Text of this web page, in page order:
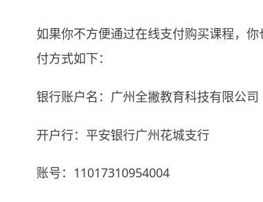
如果你不方便通过在线支付购买课程，
付方式如下：
银行账户名：广州全撇教育科技有限公司
开户行：平安银行广州花城支行
账号：11017310954004